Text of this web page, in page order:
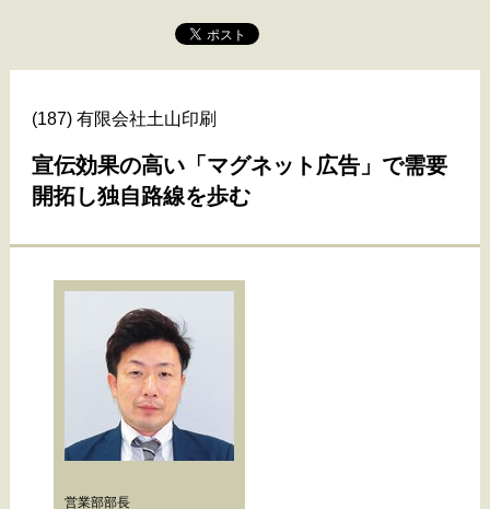
(187) 有限会社土山印刷
宣伝効果の高い「マグネット広告」で需要
開拓し独自路線を歩む
営業部部長